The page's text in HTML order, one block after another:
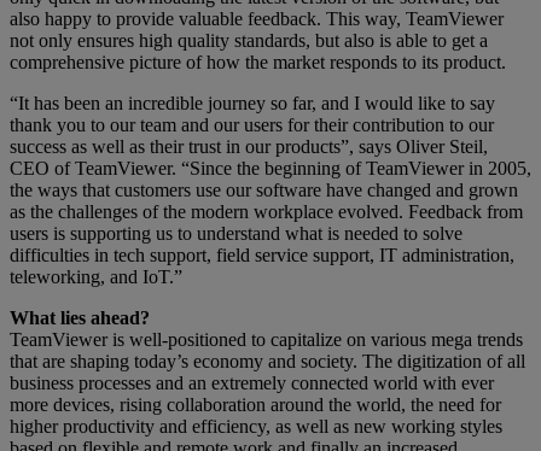
also happy to provide valuable feedback. This way, TeamViewer
not only ensures high quality standards, but also is able to get a
comprehensive picture of how the market responds to its product.
“It has been an incredible journey so far, and I would like to say
thank you to our team and our users for their contribution to our
success as well as their trust in our products”, says Oliver Steil,
CEO of TeamViewer. “Since the beginning of TeamViewer in 2005,
the ways that customers use our software have changed and grown
as the challenges of the modern workplace evolved. Feedback from
users is supporting us to understand what is needed to solve
difficulties in tech support, field service support, IT administration,
teleworking, and IoT.”
What lies ahead?
TeamViewer is well-positioned to capitalize on various mega trends
that are shaping today’s economy and society. The digitization of all
business processes and an extremely connected world with ever
more devices, rising collaboration around the world, the need for
higher productivity and efficiency, as well as new working styles